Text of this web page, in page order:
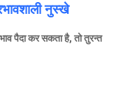
नुस्खे
पैदा कर सकता है, तो तुरन्त